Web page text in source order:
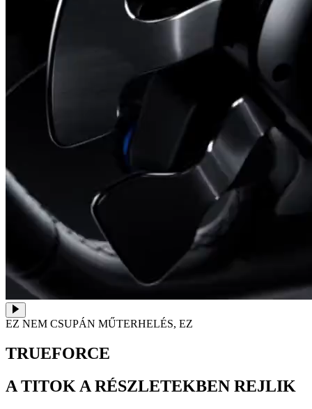
EZ NEM CSUPÁN MŰTERHELÉS, EZ
TRUEFORCE
A TITOK A RÉSZLETEKBEN REJLIK